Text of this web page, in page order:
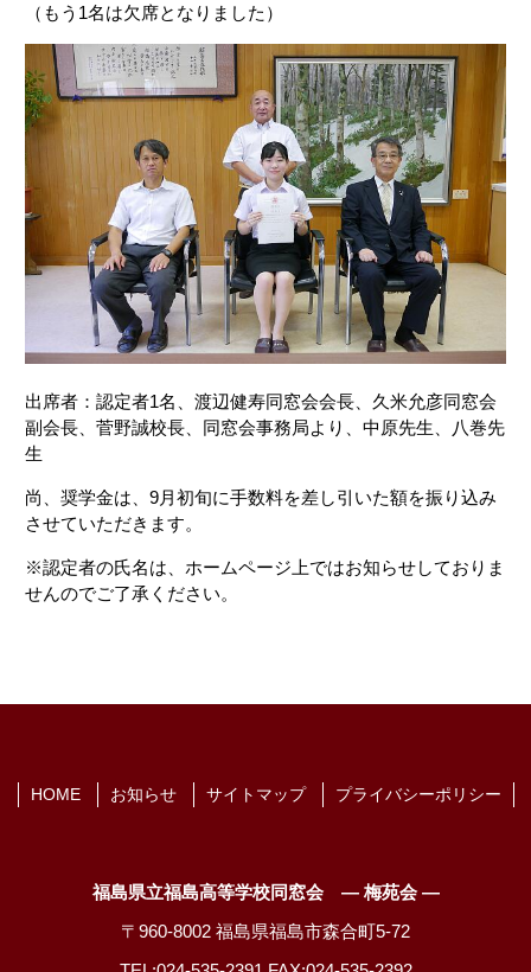
（もう1名は欠席となりました）
出席者：認定者1名、渡辺健寿同窓会会長、久米允彦同窓会
副会長、菅野誠校長、同窓会事務局より、中原先生、八巻先
生
尚、奨学金は、9月初旬に手数料を差し引いた額を振り込み
させていただきます。
※認定者の氏名は、ホームページ上ではお知らせしておりま
せんのでご了承ください。
HOME お知らせ サイトマップ プライバシーポリシー
福島県立福島高等学校同窓会 ― 梅苑会 ―
〒960-8002 福島県福島市森合町5-72